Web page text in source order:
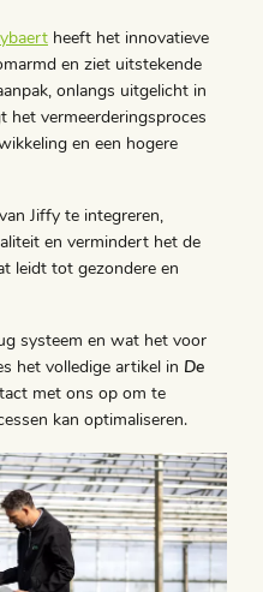
heeft het innovatieve
en ziet uitstekende
onlangs uitgelicht in
het vermeerderingsproces
en een hogere
Jiffy te integreren,
en vermindert het de
leidt tot gezondere en
systeem en wat het voor
het volledige artikel in De
met ons op om te
kan optimaliseren.